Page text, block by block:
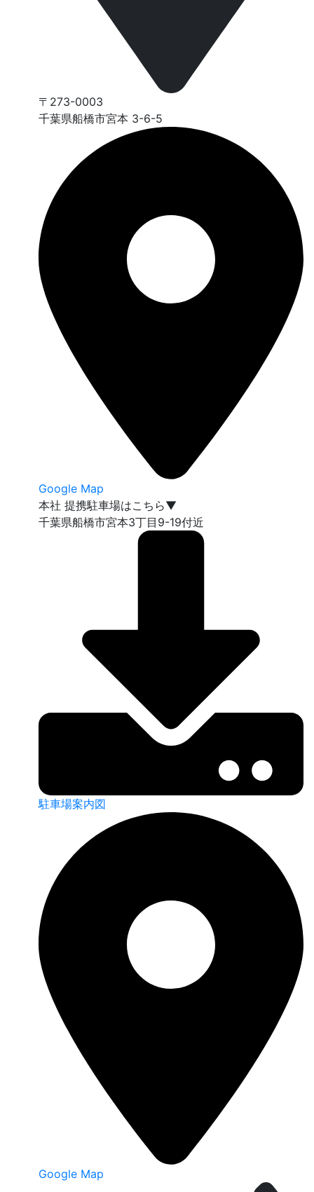
〒273-0003
千葉県船橋市宮本 3-6-5
Google Map
本社 提携駐車場はこちら▼
千葉県船橋市宮本3丁目9-19付近
駐車場案内図
Google Map